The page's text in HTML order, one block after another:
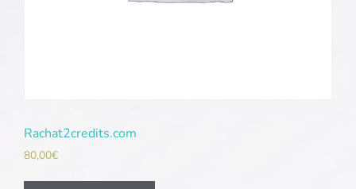
Rachat2credits.com
80,00€